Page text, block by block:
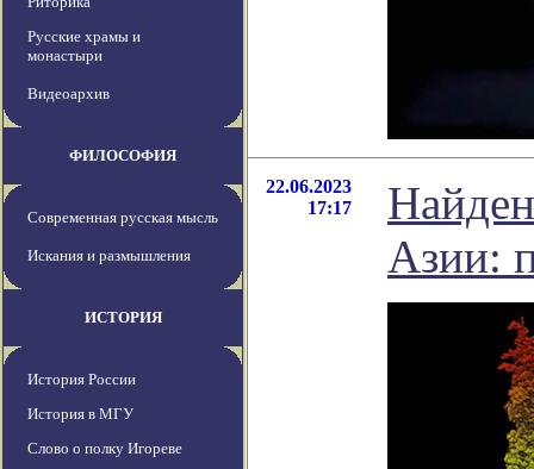
Русские храмы и
монастыри
Видеоархив
ФИЛОСОФИЯ
Современная русская мысль
Искания и размышления
ИСТОРИЯ
История России
История в МГУ
Слово о полку Игореве
22.06.2023
17:17
Азии: